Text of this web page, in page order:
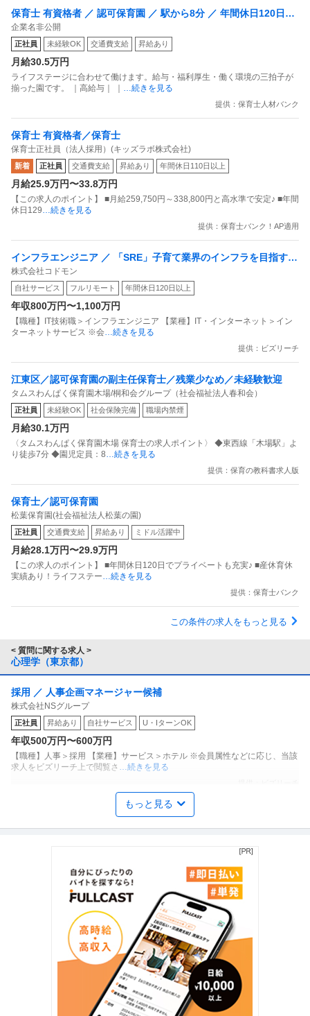
保育士 有資格者 ／ 認可保育園 ／ 駅から8分 ／ 年間休日120日以
上 ／ 借上社宅あり ／ 中途社員比率高め／産休育休取得率高め
企業名非公開
正社員 未経験OK 交通費支給 昇給あり
月給30.5万円
ライフステージに合わせて働けます。給与・福利厚生・働く環境の三拍子が
揃った園です。 ｜高給与｜ ｜ …続きを見る
提供：保育士人材バンク
保育士 有資格者／保育士
保育士正社員（法人採用）(キッズラボ株式会社)
新着 正社員 交通費支給 昇給あり 年間休日110日以上
月給25.9万円〜33.8万円
【この求人のポイント】 ■月給259,750円～338,800円と高水準で安定♪ ■年間
休日129…続きを見る
提供：保育士バンク！AP適用
インフラエンジニア ／ 「SRE」子育て業界のインフラを目指すS
RE募集！事業の成長とともに拡大するシステム基盤の改善をお任
せします／フルリモート・フレックス可！
株式会社コドモン
自社サービス フルリモート 年間休日120日以上
年収800万円〜1,100万円
【職種】IT技術職＞インフラエンジニア 【業種】IT・インターネット＞イン
ターネットサービス ※会…続きを見る
提供：ビズリーチ
江東区／認可保育園の副主任保育士／残業少なめ／未経験歓迎
タムスわんぱく保育園木場/桐和会グループ（社会福祉法人春和会）
正社員 未経験OK 社会保険完備 職場内禁煙
月給30.1万円
〈タムスわんぱく保育園木場 保育士の求人ポイント〉 ◆東西線「木場駅」よ
り徒歩7分 ◆園児定員：8…続きを見る
提供：保育の教科書求人版
保育士／認可保育園
松葉保育園(社会福祉法人松葉の園)
正社員 交通費支給 昇給あり ミドル活躍中
月給28.1万円〜29.9万円
【この求人のポイント】 ■年間休日120日でプライベートも充実♪ ■産休育休
実績あり！ライフステー…続きを見る
提供：保育士バンク
この条件の求人をもっと見る
< 質問に関する求人 >
心理学（東京都）
採用 ／ 人事企画マネージャー候補
株式会社NSグループ
正社員 昇給あり 自社サービス U・IターンOK
年収500万円〜600万円
【職種】人事＞採用 【業種】サービス＞ホテル ※会員属性などに応じ、当該
求人をビズリーチ上で閲覧さ …続きを見る
法人営業 ／ 「セールス担当・責任者／東京／大阪」ベンチャーコ
ンサルティングファーム／一番困難な問題を解く／SPECIAL ONE
株式会社Consulente HYAKUNEN
【職種】営業＞法人営業 【業種】コンサルティング＞コンサルティング ※会
員属性などに応じ、当該求人…続きを見る
Webプロデューサー・ディレクター ／ 「Webデザイナー／週4リ
モート可」残業ほぼ0／副業OKマーケティング戦略を「形」にす
る！デザインの力でクライアントの事業成長を創りませんか？
株式会社i－shift
副業OK
年収400万円〜600万円
【職種】Webサービス・制作＞Webプロデューサー・ディレクター 【業種】
コンサルティング＞コンサ
…続きを見る
もっと見る